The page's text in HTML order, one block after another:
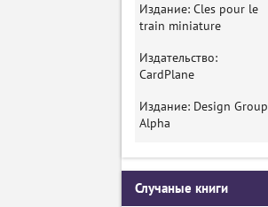
Издание: Cles pour le
train miniature
Издательство:
CardPlane
Издание: Design Group
Alpha
Случаные книги